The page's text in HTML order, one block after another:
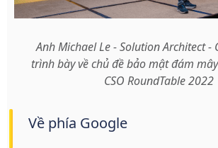
Anh Michael Le - Solution Architect -
trình bày về chủ đề bảo mật đám
CSO RoundTable 2022
Về phía Google